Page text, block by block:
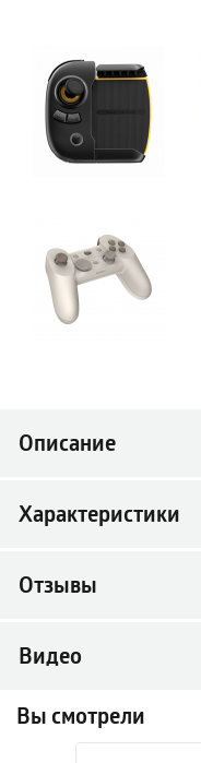
Описание
Характеристики
Отзывы
Видео
Вы смотрели